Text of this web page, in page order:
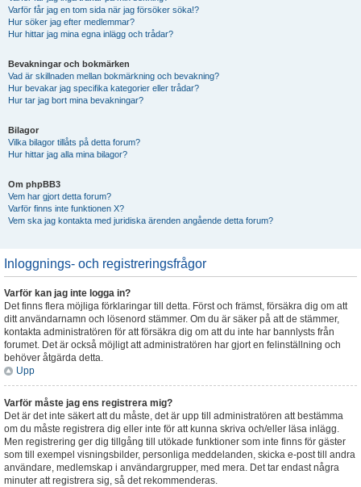
Varför får jag en tom sida när jag försöker söka!?
Hur söker jag efter medlemmar?
Hur hittar jag mina egna inlägg och trådar?
Bevakningar och bokmärken
Vad är skillnaden mellan bokmärkning och bevakning?
Hur bevakar jag specifika kategorier eller trådar?
Hur tar jag bort mina bevakningar?
Bilagor
Vilka bilagor tillåts på detta forum?
Hur hittar jag alla mina bilagor?
Om phpBB3
Vem har gjort detta forum?
Varför finns inte funktionen X?
Vem ska jag kontakta med juridiska ärenden angående detta forum?
Inloggnings- och registreringsfrågor
Varför kan jag inte logga in?
Det finns flera möjliga förklaringar till detta. Först och främst, försäkra dig om att
ditt användarnamn och lösenord stämmer. Om du är säker på att de stämmer,
kontakta administratören för att försäkra dig om att du inte har bannlysts från
forumet. Det är också möjligt att administratören har gjort en felinställning och
behöver åtgärda detta.
Upp
Varför måste jag ens registrera mig?
Det är det inte säkert att du måste, det är upp till administratören att bestämma
om du måste registrera dig eller inte för att kunna skriva och/eller läsa inlägg.
Men registrering ger dig tillgång till utökade funktioner som inte finns för gäster
som till exempel visningsbilder, personliga meddelanden, skicka e-post till andra
användare, medlemskap i användargrupper, med mera. Det tar endast några
minuter att registrera sig, så det rekommenderas.